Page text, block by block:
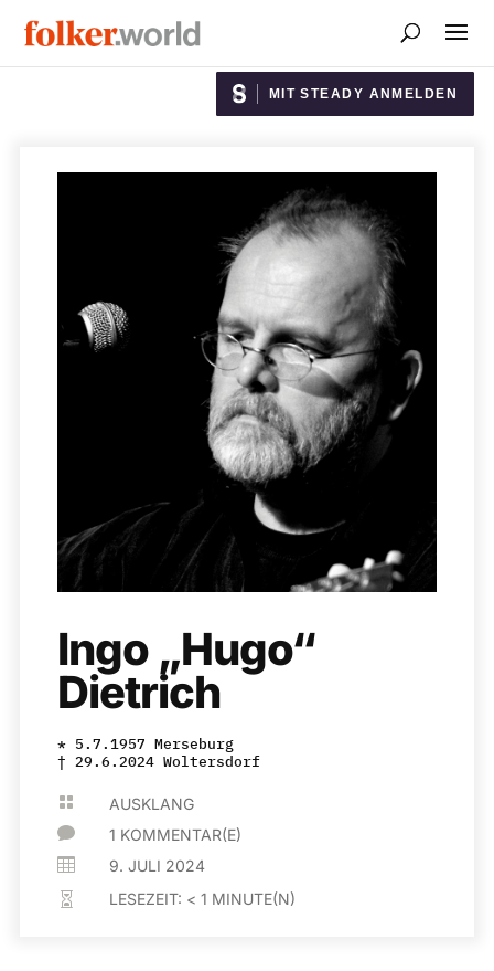
MIT STEADY ANMELDEN
Ingo „Hugo“
Dietrich
* 5.7.1957 Merseburg
† 29.6.2024 Woltersdorf
 AUSKLANG
 1 KOMMENTAR(E)
 9. JULI 2024
 LESEZEIT: < 1 MINUTE(N)